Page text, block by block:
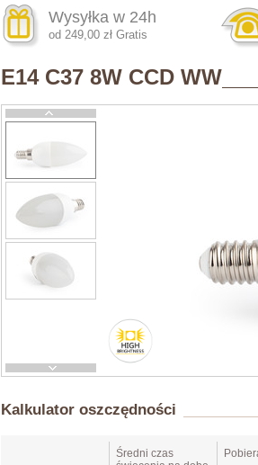
Wysyłka w 24h
od 249,00 zł Gratis
E14 C37 8W CCD WW
Kalkulator oszczędności
Średni czas